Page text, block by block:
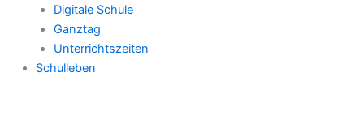
Digitale Schule
Ganztag
Unterrichtszeiten
Schulleben